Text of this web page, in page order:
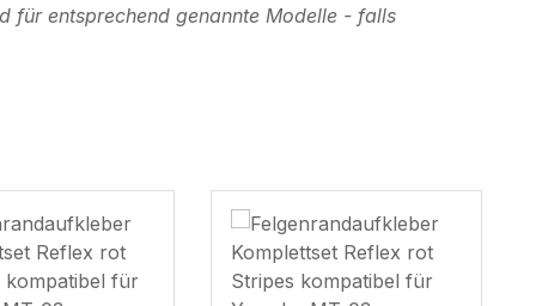
für entsprechend genannte Modelle - falls